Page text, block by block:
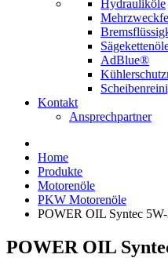
Hydrauliköle
AdBlue®
Kontakt
Ansprechpartner
Home
Produkte
Motorenöle
PKW Motorenöle
POWER OIL Syntec
POWER OIL